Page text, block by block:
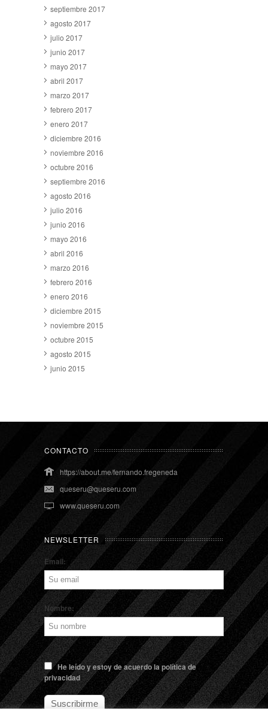
septiembre 2017
agosto 2017
julio 2017
junio 2017
mayo 2017
abril 2017
marzo 2017
febrero 2017
enero 2017
diciembre 2016
noviembre 2016
octubre 2016
septiembre 2016
agosto 2016
julio 2016
junio 2016
mayo 2016
abril 2016
marzo 2016
febrero 2016
enero 2016
diciembre 2015
noviembre 2015
octubre 2015
agosto 2015
junio 2015
CONTACTO
https://about.me/fernando.fregeneda
queseru@queseru.com
www.queseru.com
NEWSLETTER
Email:
Nombre:
He leído y estoy de acuerdo la política de
privacidad